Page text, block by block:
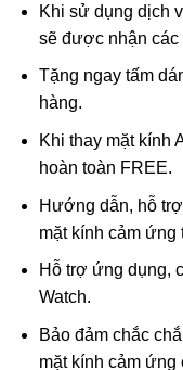
Khi sử dụng dịch
sẽ được nhận các
Tặng ngay tấm
hàng.
Khi thay mặt kính
hoàn toàn FREE.
Hướng dẫn, hỗ
mặt kính cảm ứng
Hỗ trợ ứng dụng,
Watch.
Bảo đảm chắc
mặt kính cảm ứng